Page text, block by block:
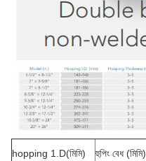
hopping 1.D(মিমি) হুপিং বেধ (মিমি)